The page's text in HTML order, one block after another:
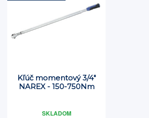
Kľúč momentový 3/4"
NAREX - 150-750Nm
SKLADOM